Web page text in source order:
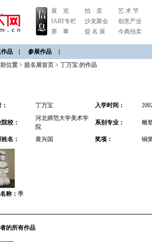
展 览
IART专栏
赛 事
拍 卖
沙龙聚会
提 名 展
艺 术 节
创意产业
今典拍卖
品 参展作品
位置 > 提名展首页 > 丁万宝 的作品
丁万宝 入学时间：
校：
河北师范大学美术学
院
系别专业： 雕
名： 黄兴国 奖项： 铜
称： 季
的所有作品